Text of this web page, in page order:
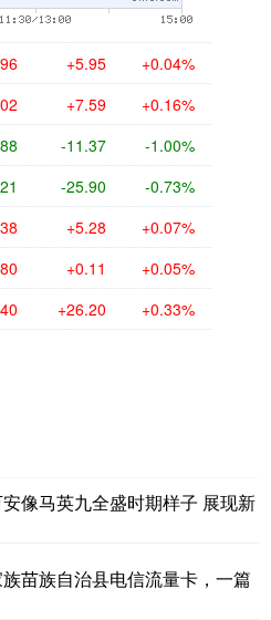
+5.95 +0.04%
+7.59 +0.16%
-11.37 -1.00%
-25.90 -0.73%
+5.28 +0.07%
+0.11 +0.05%
+26.20 +0.33%
像马英九全盛时期样子 展现新
苗族自治县电信流量卡，一篇